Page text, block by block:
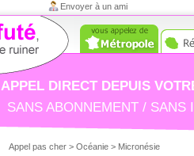
Appel pas cher > Océanie > Micronésie
Envoyer à un ami
APPEL DIRECT DEPUIS
SANS ABONNEMENT / SANS